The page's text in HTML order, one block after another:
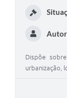
Dispõe
urbanização,